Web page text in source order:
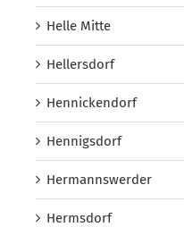
Helle Mitte
Hellersdorf
Hennickendorf
Hennigsdorf
Hermannswerder
Hermsdorf